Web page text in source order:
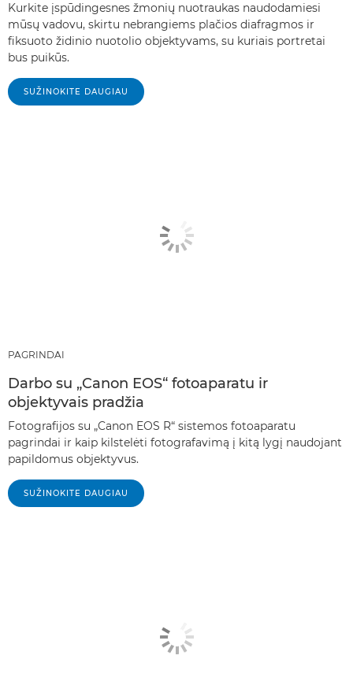
Kurkite įspūdingesnes žmonių nuotraukas naudodamiesi
mūsų vadovu, skirtu nebrangiems plačios diafragmos ir
fiksuoto židinio nuotolio objektyvams, su kuriais portretai
bus puikūs.
SUŽINOKITE DAUGIAU
PAGRINDAI
Darbo su „Canon EOS“ fotoaparatu ir
objektyvais pradžia
Fotografijos su „Canon EOS R“ sistemos fotoaparatu
pagrindai ir kaip kilstelėti fotografavimą į kitą lygį naudojant
papildomus objektyvus.
SUŽINOKITE DAUGIAU